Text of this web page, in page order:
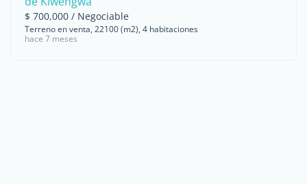
$ 700,000 / Negociable
Terreno en venta, 22100 (m2), 4 habitaciones
hace 7 meses